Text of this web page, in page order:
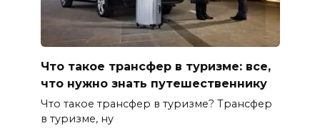
Что такое трансфер в туризме: все,
что нужно знать путешественнику
Что такое трансфер в туризме? Трансфер
в туризме, ну